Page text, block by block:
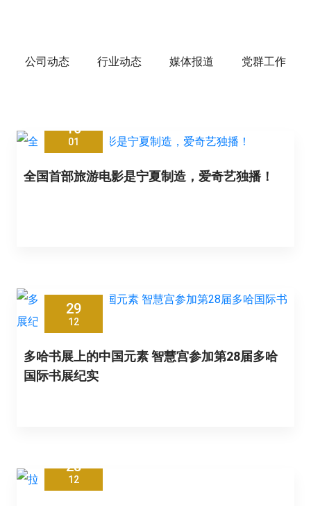
公司动态 行业动态 媒体报道 党群工作
16
01
全国首部旅游电影是宁夏制造，爱奇艺独播！
29
12
多哈书展上的中国元素 智慧宫参加第28届多哈
国际书展纪实
28
12